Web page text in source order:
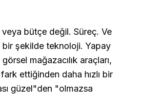
bütçe değil. Süreç. Ve
bir şekilde teknoloji. Yapay
mağazacılık araçları,
ettiğinden daha hızlı bir
güzel"den "olmazsa